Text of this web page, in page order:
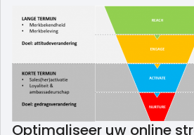
Optimaliseer uw online